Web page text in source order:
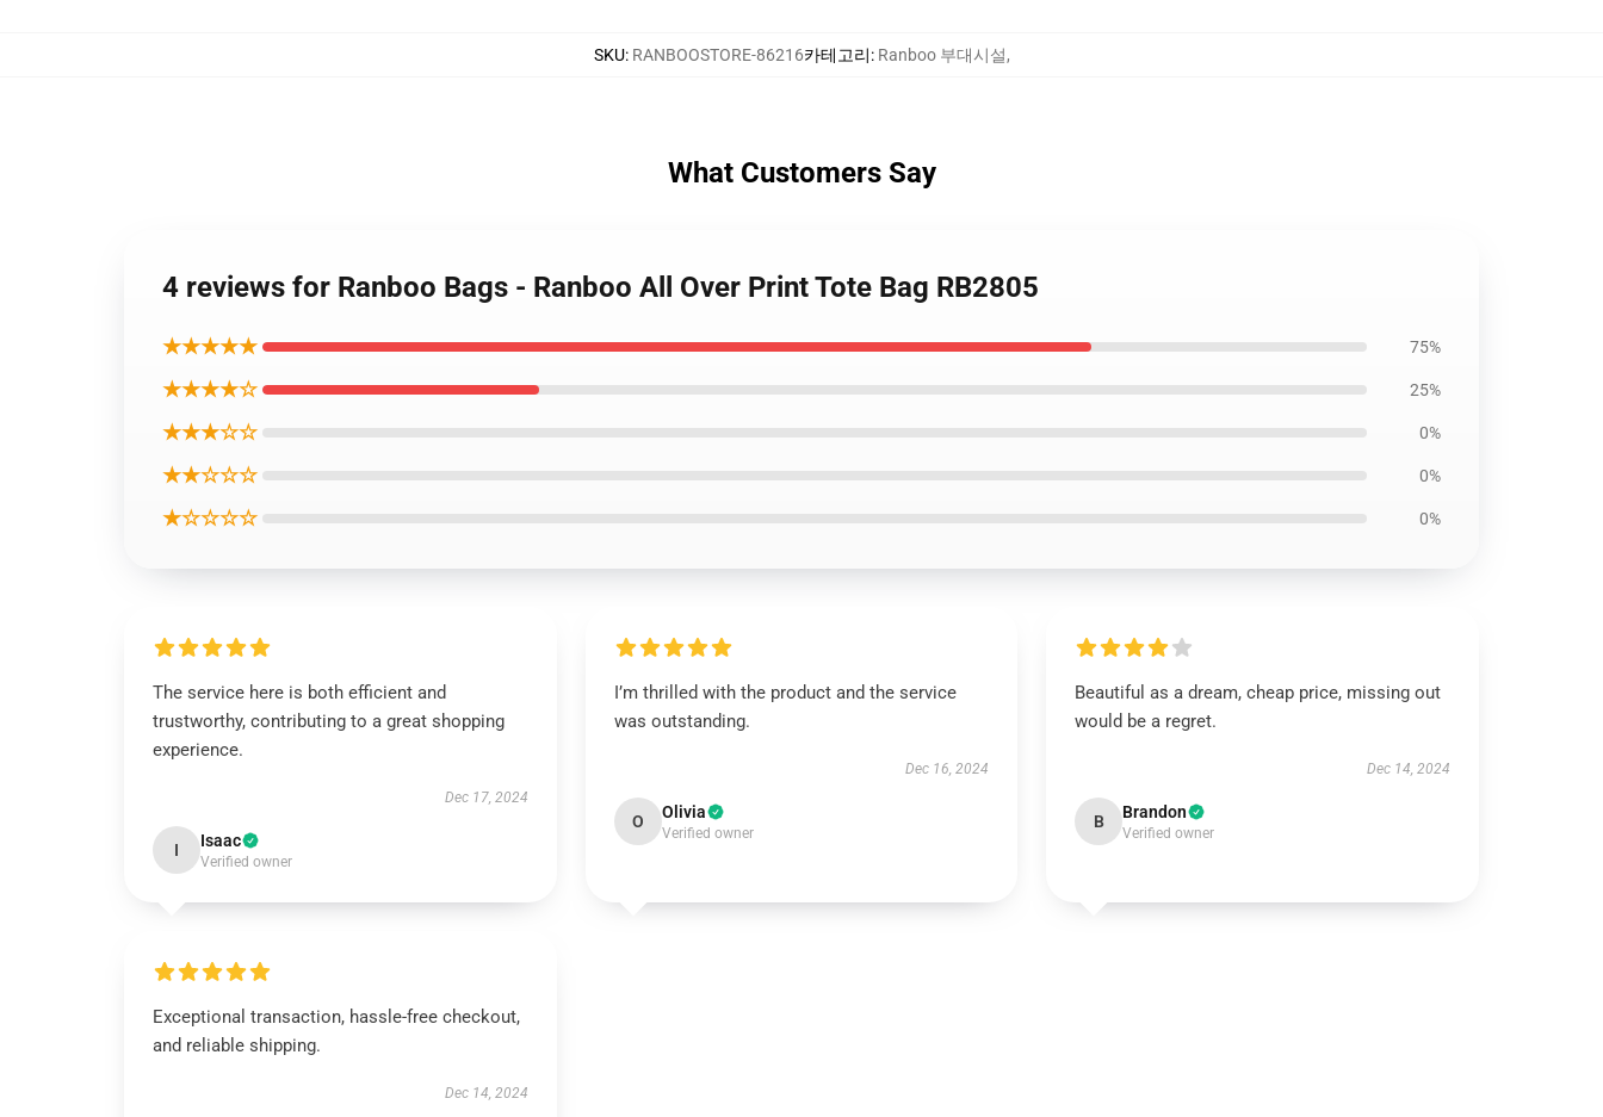
SKU: RANBOOSTORE-86216카테고리: Ranboo 부대시설,
What Customers Say
4 reviews for Ranboo Bags - Ranboo All Over Print Tote Bag RB2805
★★★★★ 75%
★★★★☆ 25%
★★★☆☆ 0%
★★☆☆☆ 0%
★☆☆☆☆ 0%
The service here is both efficient and
trustworthy, contributing to a great shopping
experience.
Dec 17, 2024
I Isaac
Verified owner
I’m thrilled with the product and the service
was outstanding.
Dec 16, 2024
O Olivia
Verified owner
Beautiful as a dream, cheap price, missing out
would be a regret.
Dec 14, 2024
B Brandon
Verified owner
Exceptional transaction, hassle-free checkout,
and reliable shipping.
Dec 14, 2024